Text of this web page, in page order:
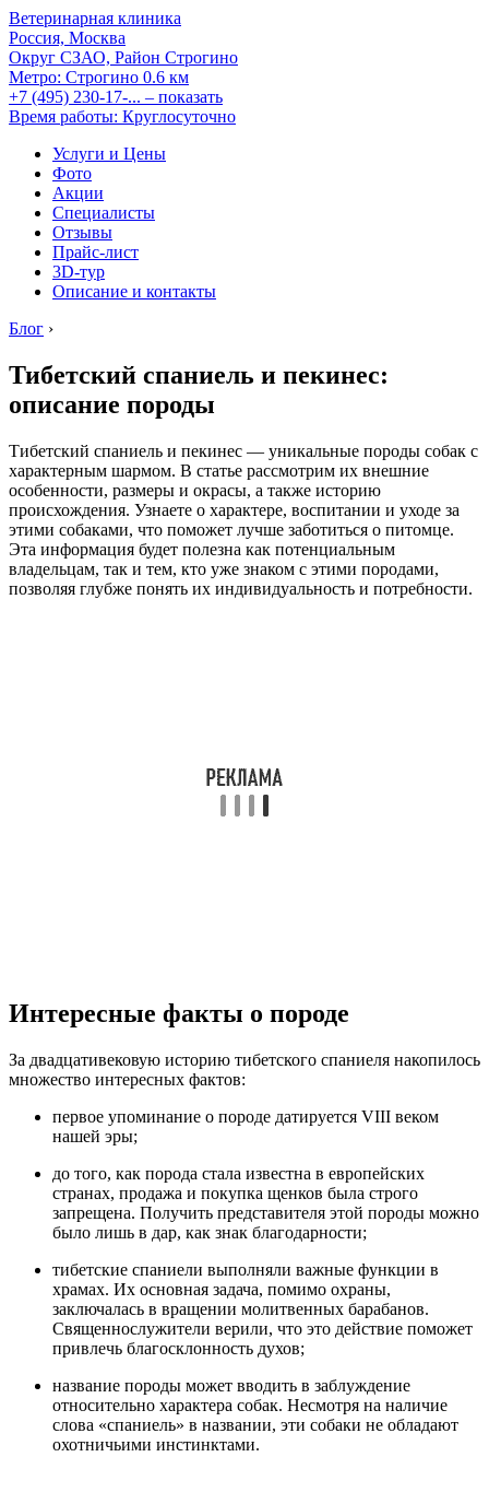
Ветеринарная клиника
Россия, Москва
Округ СЗАО, Район Строгино
Метро: Строгино 0.6 км
+7 (495) 230-17-... – показать
Время работы: Круглосуточно
Услуги и Цены
Фото
Акции
Специалисты
Отзывы
Прайс-лист
3D-тур
Описание и контакты
Блог ›
Тибетский спаниель и пекинес:
описание породы
Тибетский спаниель и пекинес — уникальные породы собак с
характерным шармом. В статье рассмотрим их внешние
особенности, размеры и окрасы, а также историю
происхождения. Узнаете о характере, воспитании и уходе за
этими собаками, что поможет лучше заботиться о питомце.
Эта информация будет полезна как потенциальным
владельцам, так и тем, кто уже знаком с этими породами,
позволяя глубже понять их индивидуальность и потребности.
Интересные факты о породе
За двадцативековую историю тибетского спаниеля накопилось
множество интересных фактов:
первое упоминание о породе датируется VIII веком
нашей эры;
до того, как порода стала известна в европейских
странах, продажа и покупка щенков была строго
запрещена. Получить представителя этой породы можно
было лишь в дар, как знак благодарности;
тибетские спаниели выполняли важные функции в
храмах. Их основная задача, помимо охраны,
заключалась в вращении молитвенных барабанов.
Священнослужители верили, что это действие поможет
привлечь благосклонность духов;
название породы может вводить в заблуждение
относительно характера собак. Несмотря на наличие
слова «спаниель» в названии, эти собаки не обладают
охотничьими инстинктами.